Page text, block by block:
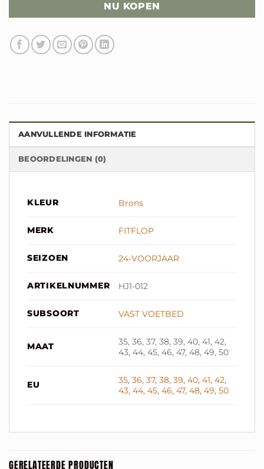
NU KOPEN
AANVULLENDE INFORMATIE
BEOORDELINGEN (0)
KLEUR Brons
MERK FITFLOP
SEIZOEN 24-VOORJAAR
ARTIKELNUMMER HJ1-012
SUBSOORT VAST VOETBED
MAAT
35, 36, 37, 38, 39, 40, 41, 42,
43, 44, 45, 46, 47, 48, 49, 50
EU 35,36,37,38,39,40,41,42,
43,44,45,46,47,48,49,50
GERELATEERDE PRODUCTEN